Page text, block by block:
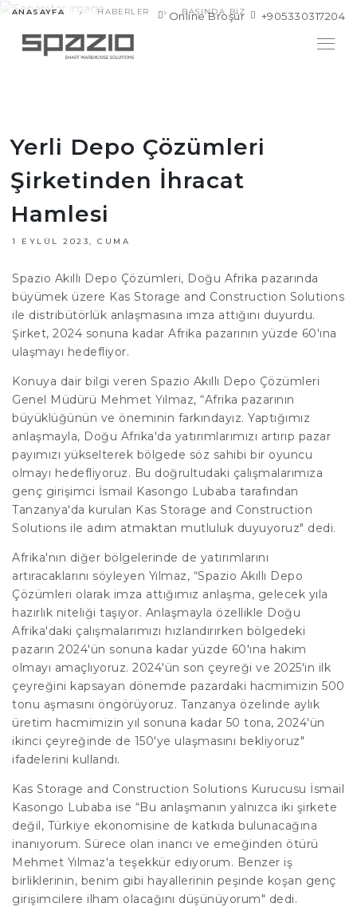
Online Broşür +905330317204
ANASAYFA HABERLER BASINDA BIZ
Yerli Depo Çözümleri
Şirketinden İhracat
Hamlesi
1 EYLÜL 2023, CUMA
Spazio Akıllı Depo Çözümleri, Doğu Afrika pazarında
büyümek üzere Kas Storage and Construction Solutions
ile distribütörlük anlaşmasına imza attığını duyurdu.
Şirket, 2024 sonuna kadar Afrika pazarının yüzde 60'ına
ulaşmayı hedefliyor.
Konuya dair bilgi veren Spazio Akıllı Depo Çözümleri
Genel Müdürü Mehmet Yılmaz, “Afrika pazarının
büyüklüğünün ve öneminin farkındayız. Yaptığımız
anlaşmayla, Doğu Afrika'da yatırımlarımızı artırıp pazar
payımızı yükselterek bölgede söz sahibi bir oyuncu
olmayı hedefliyoruz. Bu doğrultudaki çalışmalarımıza
genç girişimci İsmail Kasongo Lubaba tarafından
Tanzanya'da kurulan Kas Storage and Construction
Solutions ile adım atmaktan mutluluk duyuyoruz" dedi.
Afrika'nın diğer bölgelerinde de yatırımlarını
artıracaklarını söyleyen Yılmaz, “Spazio Akıllı Depo
Çözümleri olarak imza attığımız anlaşma, gelecek yıla
hazırlık niteliği taşıyor. Anlaşmayla özellikle Doğu
Afrika'daki çalışmalarımızı hızlandırırken bölgedeki
pazarın 2024'ün sonuna kadar yüzde 60'ına hakim
olmayı amaçlıyoruz. 2024'ün son çeyreği ve 2025'in ilk
çeyreğini kapsayan dönemde pazardaki hacmimizin 500
tonu aşmasını öngörüyoruz. Tanzanya özelinde aylık
üretim hacmimizin yıl sonuna kadar 50 tona, 2024'ün
ikinci çeyreğinde de 150'ye ulaşmasını bekliyoruz"
ifadelerini kullandı.
Kas Storage and Construction Solutions Kurucusu İsmail
Kasongo Lubaba ise “Bu anlaşmanın yalnızca iki şirkete
değil, Türkiye ekonomisine de katkıda bulunacağına
inanıyorum. Sürece olan inancı ve emeğinden ötürü
Mehmet Yılmaz'a teşekkür ediyorum. Benzer iş
birliklerinin, benim gibi hayallerinin peşinde koşan genç
girişimcilere ilham olacağını düşünüyorum" dedi.